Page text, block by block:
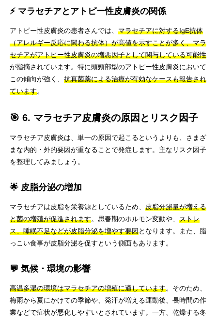
⚡ マラセチアとアトピー性皮膚炎の関係
アトピー性皮膚炎の患者さんでは、 マラセチアに対するIgE抗体
（アレルギー反応に関わる抗体）が高値を示すことが多く、マラ
セチアがアトピー性皮膚炎の増悪因子として関与している可能性
が指摘されています。特に頭頸部型のアトピー性皮膚炎において
この傾向が強く、 抗真菌薬による治療が有効なケースも報告され
ています。
🎯 6. マラセチア皮膚炎の原因とリスク因子
マラセチア皮膚炎は、単一の原因で起こるというよりも、さまざ
まな内的・外的要因が重なることで発症します。主なリスク因子
を整理してみましょう。
🌟 皮脂分泌の増加
マラセチアは皮脂を栄養源としているため、 皮脂分泌量が増える
と菌の増殖が促進されます。思春期のホルモン変動や、 ストレ
ス、睡眠不足などが皮脂分泌を増やす要因となります。また、脂
っこい食事が皮脂分泌を促すという側面もあります。
💬 気候・環境の影響
高温多湿の環境はマラセチアの増殖に適しています。そのため、
梅雨から夏にかけての季節や、発汗が増える運動後、長時間の作
業などで症状が悪化しやすいとされています。一方、乾燥する冬